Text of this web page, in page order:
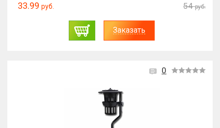
33.99 руб. 54 руб.
Заказать
0